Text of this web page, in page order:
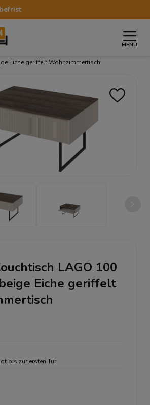
MENÜ
Design Couchtisch
Eiche geriffelt Wohnzimmertisch
LAGO 100
Eiche geriffelt
bis zur ersten Tür